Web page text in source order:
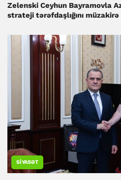
Zelenski Ceyhun Bayramovla
strateji tərəfdaşlığını müzakirə
SIYASƏT